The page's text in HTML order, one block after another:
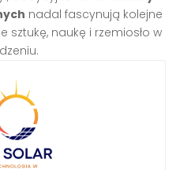
nadal fascynują kolejne
sztukę, naukę i rzemiosło w